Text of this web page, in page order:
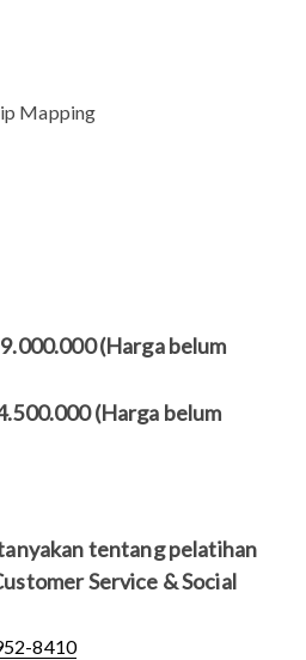
Mapping
(Harga belum
(Harga belum
tentang pelatihan
Service & Social
8410